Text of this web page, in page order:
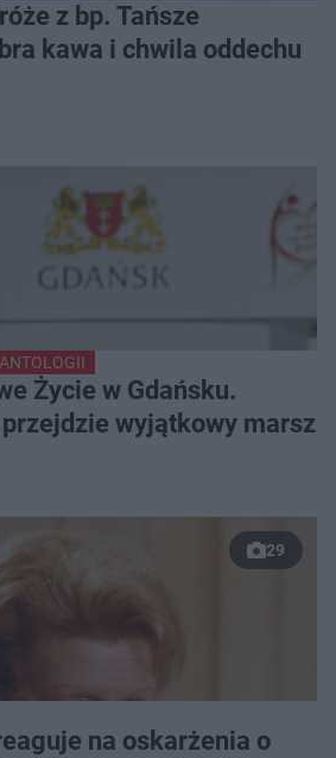
z bp. Tańsze
kawa i chwila oddechu
Życie w Gdańsku.
wyjątkowy marsz
29
na oskarżenia o